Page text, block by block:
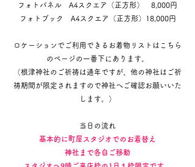
フォトパネル A4スクエア（正方形） 8,000円
フォトブック A4スクエア（正方形）18,000円
ロケーションでご利用できるお着物リストはこちら
のページの一番下にあります。
（根津神社のご祈祷は通年ですが、他の神社はご祈
祷期間が限定されますので神社へご確認お願いいた
します。）
​当日の流れ
​基本的に町屋スタジオでのお着替え
神社まで各自ご移動